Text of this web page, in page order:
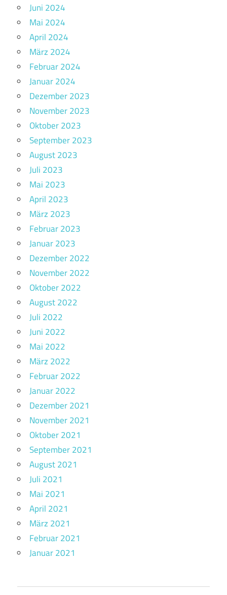
Juni 2024
Mai 2024
April 2024
März 2024
Februar 2024
Januar 2024
Dezember 2023
November 2023
Oktober 2023
September 2023
August 2023
Juli 2023
Mai 2023
April 2023
März 2023
Februar 2023
Januar 2023
Dezember 2022
November 2022
Oktober 2022
August 2022
Juli 2022
Juni 2022
Mai 2022
März 2022
Februar 2022
Januar 2022
Dezember 2021
November 2021
Oktober 2021
September 2021
August 2021
Juli 2021
Mai 2021
April 2021
März 2021
Februar 2021
Januar 2021